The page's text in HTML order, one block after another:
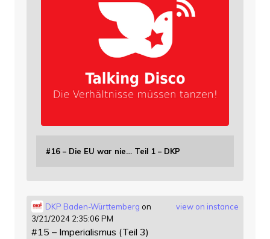
#16 – Die EU war nie… Teil 1 – DKP
view on instance
DKP Baden-Württemberg on
3/21/2024 2:35:06 PM
#15 – Imperialismus (Teil 3)